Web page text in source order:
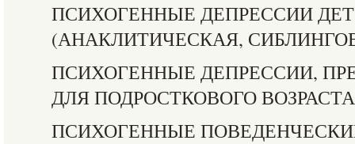
ПСИХОГЕННЫЕ ДЕПРЕССИИ
(АНАКЛИТИЧЕСКАЯ,
ПСИХОГЕННЫЕ ДЕПРЕССИИ,
ДЛЯ ПОДРОСТКОВОГО ВОЗРАСТА
ПСИХОГЕННЫЕ